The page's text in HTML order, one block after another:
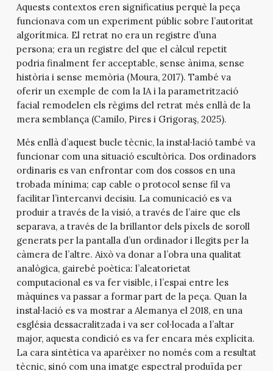
Aquests contextos eren significatius perquè la peça
funcionava com un experiment públic sobre l’autoritat
algorítmica. El retrat no era un registre d’una
persona; era un registre del que el càlcul repetit
podria finalment fer acceptable, sense ànima, sense
història i sense memòria (Moura, 2017). També va
oferir un exemple de com la IA i la parametrització
facial remodelen els règims del retrat més enllà de la
mera semblança (Camilo, Pires i Grigoraş, 2025).
Més enllà d’aquest bucle tècnic, la instal·lació també va
funcionar com una situació escultòrica. Dos ordinadors
ordinaris es van enfrontar com dos cossos en una
trobada mínima; cap cable o protocol sense fil va
facilitar l’intercanvi decisiu. La comunicació es va
produir a través de la visió, a través de l’aire que els
separava, a través de la brillantor dels píxels de soroll
generats per la pantalla d’un ordinador i llegits per la
càmera de l’altre. Això va donar a l’obra una qualitat
analògica, gairebé poètica: l’aleatorietat
computacional es va fer visible, i l’espai entre les
màquines va passar a formar part de la peça. Quan la
instal·lació es va mostrar a Alemanya el 2018, en una
església dessacralitzada i va ser col·locada a l’altar
major, aquesta condició es va fer encara més explícita.
La cara sintètica va aparèixer no només com a resultat
tècnic, sinó com una imatge espectral produïda per